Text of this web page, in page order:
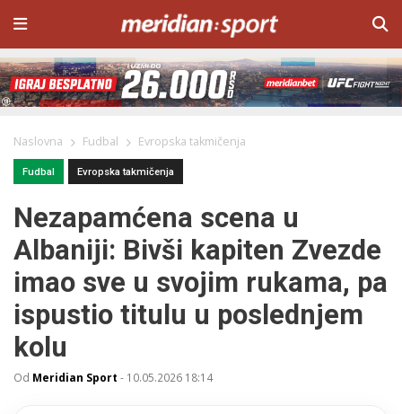
Naslovna Fudbal Evropska takmičenja
Fudbal Evropska takmičenja
Nezapamćena scena u
Albaniji: Bivši kapiten Zvezde
imao sve u svojim rukama, pa
ispustio titulu u poslednjem
kolu
Od Meridian Sport - 10.05.2026 18:14